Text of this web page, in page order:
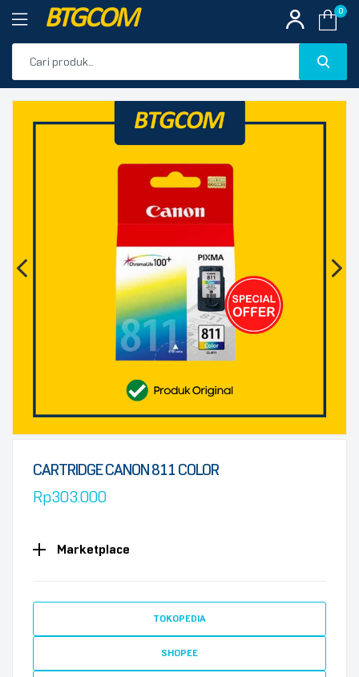
BTGCOM 0
PRODUK UNGGULAN
PRODUK TERBARU
🔍
CARTRIDGE CANON 811 COLOR
Rp303.000
Marketplace
TOKOPEDIA
SHOPEE